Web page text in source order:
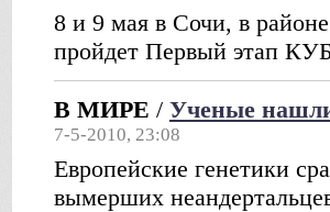
8 и 9 мая в Сочи, в
пройдет Первый этап
В МИРЕ / Ученые
7-5-2010, 23:08
Европейские генетики
вымерших